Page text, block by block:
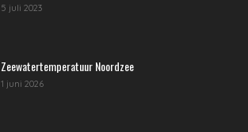
5 juli 2023
Zeewatertemperatuur Noordzee
1 juni 2026